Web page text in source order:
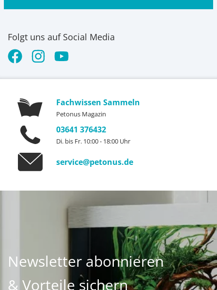
Folgt uns auf Social Media
Fachwissen Sammeln
Petonus Magazin
03641 376432
Di. bis Fr. 10:00 - 18:00 Uhr
service@petonus.de
Newsletter abonnieren
& Vorteile sichern